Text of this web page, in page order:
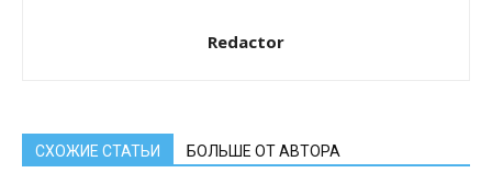
Redactor
СХОЖИЕ СТАТЬИ БОЛЬШЕ ОТ АВТОРА